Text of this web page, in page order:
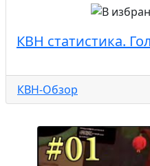
КВН статистика.
КВН-Обзор